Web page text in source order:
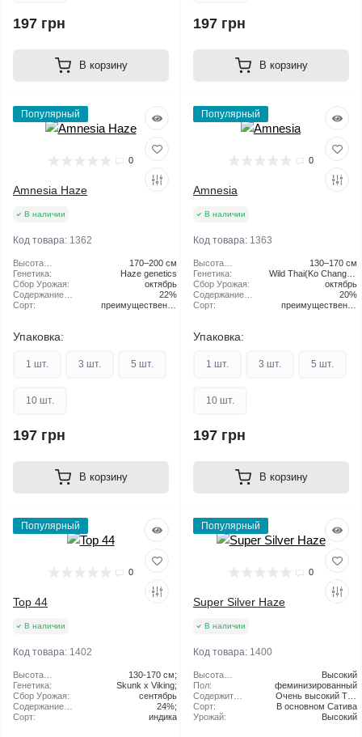
197 грн
В корзину
197 грн
В корзину
Популярный
0
Amnesia Haze
В наличии
Код товара: 1362
Высота
растения:
170–200 см
Генетика:
Haze genetics
Сбор Урожая:
октябрь
Содержание
ТГК:
22%
Сорт:
преимущественно
Упаковка:
1 шт. 3 шт. 5 шт.
10 шт.
197 грн
В корзину
Популярный
0
Amnesia
В наличии
Код товара: 1363
Высота
растения:
130–170 см
Генетика:
Wild Thai(Ko Chang) x
Skunk/Cinderella
99/Jack Herer
Сбор Урожая:
октябрь
Содержание
ТГК:
20%
Сорт:
преимущественно
Упаковка:
1 шт. 3 шт. 5 шт.
10 шт.
197 грн
В корзину
Популярный
0
Top 44
В наличии
Код товара: 1402
Высота
растения:
130-170 см;
Генетика:
Skunk x Viking;
Сбор Урожая:
сентябрь
Содержание
ТГК:
24%;
Сорт:
индика
Популярный
0
Super Silver Haze
В наличии
Код товара: 1400
Высота
растения:
Высокий
Пол:
феминизированный
Содержит
THC:
Очень высокий ТГК
(более 20%)
Сорт:
В основном Сатива
Урожай:
Высокий